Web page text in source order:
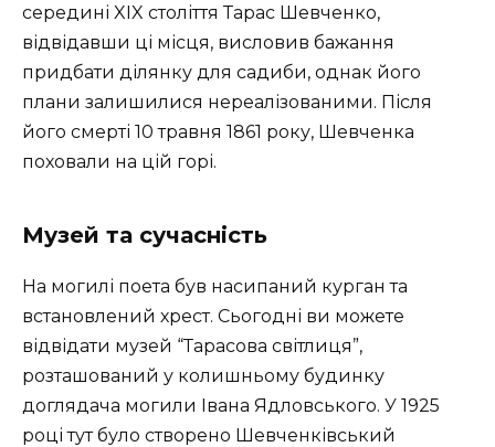
середині XIX століття Тарас Шевченко,
відвідавши ці місця, висловив бажання
придбати ділянку для садиби, однак його
плани залишилися нереалізованими. Після
його смерті 10 травня 1861 року, Шевченка
поховали на цій горі.
Музей та сучасність
На могилі поета був насипаний курган та
встановлений хрест. Сьогодні ви можете
відвідати музей “Тарасова світлиця”,
розташований у колишньому будинку
доглядача могили Івана Ядловського. У 1925
році тут було створено Шевченківський